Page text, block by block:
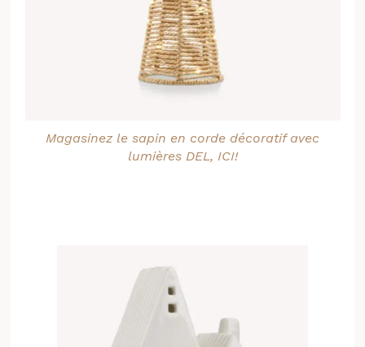
Magasinez le sapin en corde décoratif avec
lumières DEL, ICI!